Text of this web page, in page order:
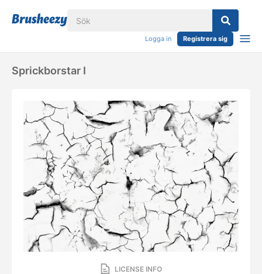
Logga in Registrera sig
Sprickborstar I
LICENSE INFO